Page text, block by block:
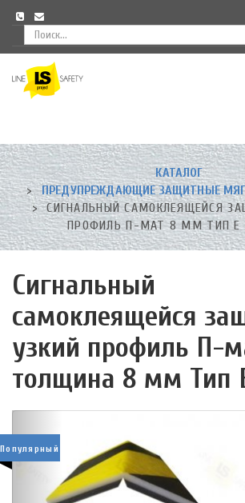
to
homepage
КАТАЛОГ
ПРЕДУПРЕЖДАЮЩИЕ ЗАЩИТНЫЕ
СИГНАЛЬНЫЙ САМОКЛЕЯЩЕЙСЯ
ПРОФИЛЬ П-МАТ 8 ММ ТИП E
Сигнальный
самоклеящейся
узкий профиль П-
толщина 8 мм Тип
Популярный